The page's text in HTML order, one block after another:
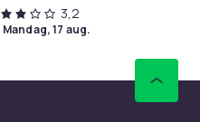
3,2
mandag, 17 aug.